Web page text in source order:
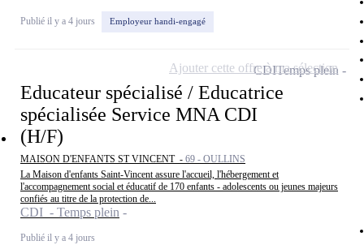
Publié il y a 4 jours Employeur handi-engagé
Educateur spécialisé / Educatrice
spécialisée Service MNA CDI
(H/F)
MAISON D'ENFANTS ST VINCENT - 69 - OULLINS
La Maison d'enfants Saint-Vincent assure l'accueil, l'hébergement et
l'accompagnement social et éducatif de 170 enfants - adolescents ou jeunes majeurs
confiés au titre de la protection de...
CDI - Temps plein
Publié il y a 4 jours
CDITemps plein
Ajouter cette offre à ma sélection